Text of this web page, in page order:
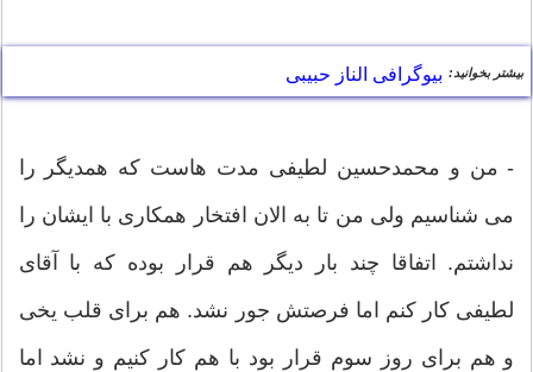
بیشتر بخوانید: بیوگرافی الناز حبیبی
- من و محمدحسین لطیفی مدت هاست که همدیگر را
می شناسیم ولی من تا به الان افتخار همکاری با ایشان را
نداشتم. اتفاقا چند بار دیگر هم قرار بوده که با آقای
لطیفی کار کنم اما فرصتش جور نشد. هم برای قلب یخی
و هم برای روز سوم قرار بود با هم کار کنیم و نشد اما